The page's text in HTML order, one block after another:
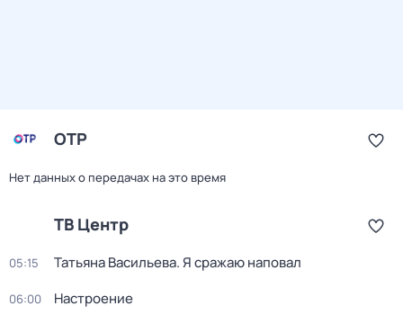
ОТР
Нет данных о передачах на это время
ТВ Центр
05:15 Татьяна Васильева. Я сражаю наповал
06:00 Настроение